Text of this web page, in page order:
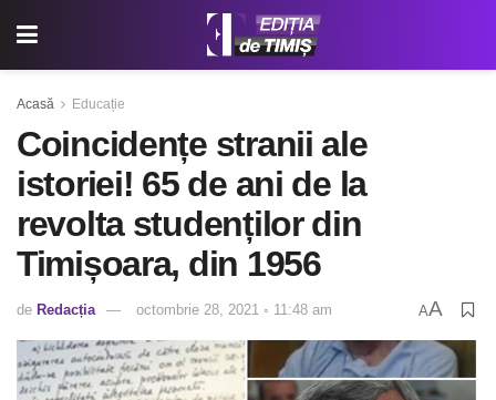
Acasă Educație
Coincidențe stranii ale
istoriei! 65 de ani de la
revolta studenților din
Timișoara, din 1956
de Redacția octombrie 28, 2021 ◦ 11:48 am AA